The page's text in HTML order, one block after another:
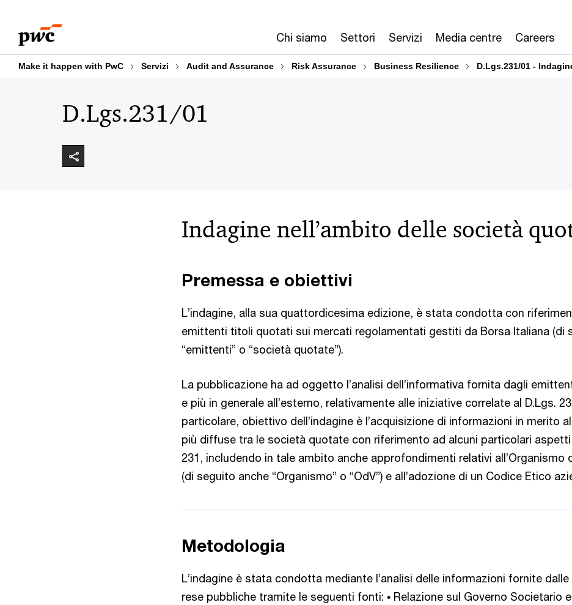
content
footer
Chi siamo Settori Servizi Media centre Careers
Make it happen with PwC Servizi Audit and Assurance Risk Assurance Business Resilience D.Lgs.231/01 -
D.Lgs.231/01
Indagine nell’ambito delle società
Premessa e obiettivi
L’indagine, alla sua quattordicesima edizione, è stata condotta con
emittenti titoli quotati sui mercati regolamentati gestiti da Borsa Italiana (di
“emittenti” o “società quotate”).
La pubblicazione ha ad oggetto l’analisi dell’informativa fornita dagli
e più in generale all’esterno, relativamente alle iniziative correlate al D.Lgs.
particolare, obiettivo dell’indagine è l’acquisizione di informazioni in merito
più diffuse tra le società quotate con riferimento ad alcuni particolari
231, includendo in tale ambito anche approfondimenti relativi all’Organismo
(di seguito anche “Organismo” o “OdV”) e all’adozione di un Codice Etico
Metodologia
L’indagine è stata condotta mediante l’analisi delle informazioni fornite
rese pubbliche tramite le seguenti fonti: • Relazione sul Governo Societario